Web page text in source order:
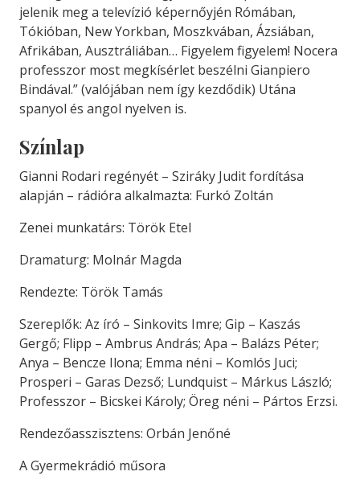
jelenik meg a televízió képernőyjén Rómában,
Tókióban, New Yorkban, Moszkvában, Ázsiában,
Afrikában, Ausztráliában… Figyelem figyelem! Nocera
professzor most megkísérlet beszélni Gianpiero
Bindával.” (valójában nem így kezdődik) Utána
spanyol és angol nyelven is.
Színlap
Gianni Rodari regényét – Sziráky Judit fordítása
alapján – rádióra alkalmazta: Furkó Zoltán
Zenei munkatárs: Török Etel
Dramaturg: Molnár Magda
Rendezte: Török Tamás
Szereplők: Az író – Sinkovits Imre; Gip – Kaszás
Gergő; Flipp – Ambrus András; Apa – Balázs Péter;
Anya – Bencze Ilona; Emma néni – Komlós Juci;
Prosperi – Garas Dezső; Lundquist – Márkus László;
Professzor – Bicskei Károly; Öreg néni – Pártos Erzsi.
Rendezőasszisztens: Orbán Jenőné
A Gyermekrádió műsora